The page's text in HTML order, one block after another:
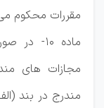
مقررات محکوم
ماده
مجازات های